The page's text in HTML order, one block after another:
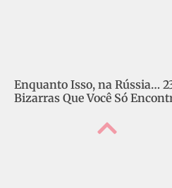
Enquanto Isso, na Rússia…
Bizarras Que Você Só